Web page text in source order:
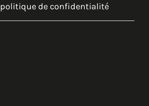
politique de confidentialité